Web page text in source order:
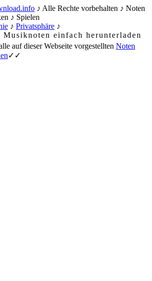
♪ Alle Rechte vorbehalten ♪ Noten
♪ Spielen
♪ Privatsphäre ♪
einfach herunterladen
auf dieser Webseite vorgestellten Noten
✓✓